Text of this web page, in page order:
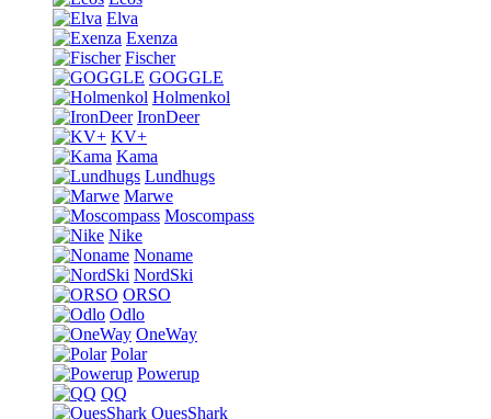
Elva
Exenza
Fischer
GOGGLE
Holmenkol
IronDeer
KV+
Kama
Lundhugs
Marwe
Moscompass
Nike
Noname
NordSki
ORSO
Odlo
OneWay
Polar
Powerup
QQ
QuesShark